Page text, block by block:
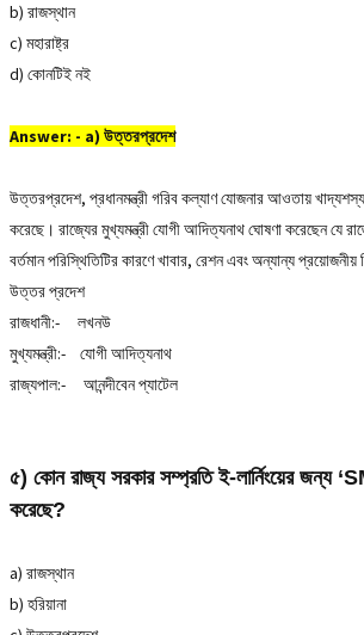
b) রাজস্থান
c) মহারাষ্ট্র
d) কোনটিই নই
Answer: - a) উত্তরপ্রদেশ
উত্তরপ্রদেশ, প্রধানমন্ত্রী গরিব কল্যাণ যোজনার আওতায় খাদ্যশস্য
করেছে। রাজ্যের মুখ্যমন্ত্রী যোগী আদিত্যনাথ ঘোষণা করেছেন যে
বর্তমান পরিস্থিতিটির কারণে খাবার, রেশন এবং অন্যান্য
উত্তর প্রদেশ
রাজধানী:- লখনউ
মুখ্যমন্ত্রী:- যোগী আদিত্যনাথ
রাজ্যপাল:- আনন্দীবেন প্যাটেল
৫) কোন রাজ্য সরকার সম্প্রতি ই-লার্নিংয়ের জন্য
করেছে?
a) রাজস্থান
b) হরিয়ানা